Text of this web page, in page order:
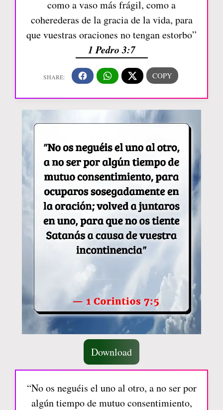
como a vaso más frágil, como a
coherederas de la gracia de la vida, para
que vuestras oraciones no tengan estorbo”
1 Pedro 3:7
Download
“No os neguéis el uno al otro, a no ser por
algún tiempo de mutuo consentimiento,